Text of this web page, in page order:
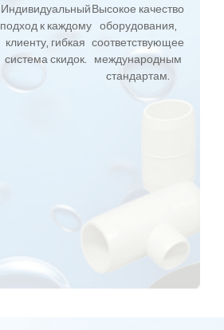
Индивидуальный
подход к каждому
клиенту, гибкая
система скидок.
Высокое качество
оборудования,
соответствующее
международным
стандартам.